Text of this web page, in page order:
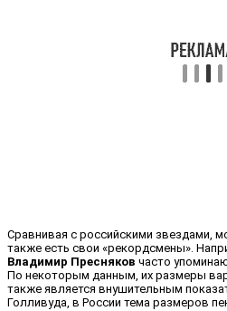
Сравнивая с российскими звездами,
также есть свои «рекордсмены».
Владимир Пресняков часто
По некоторым данным, их размеры
также является внушительным
Голливуда, в России тема размеров